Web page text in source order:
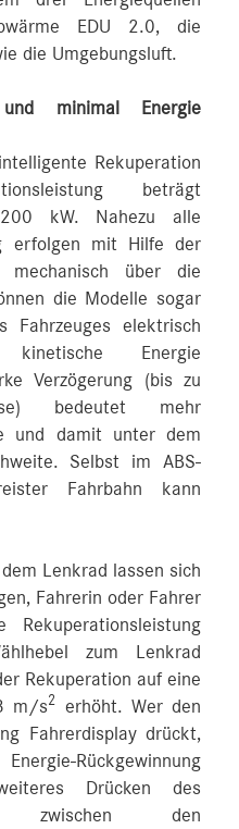
EDU 2.0, die
die Umgebungsluft.
minimal Energie
Rekuperation
beträgt
kW. Nahezu alle
erfolgen mit Hilfe der
mechanisch über die
die Modelle sogar
elektrisch
Energie
Verzögerung (bis zu
bedeutet mehr
und damit unter dem
Selbst im ABS-
Fahrbahn kann
Lenkrad lassen sich
Fahrerin oder Fahrer
zum Lenkrad
Rekuperation auf eine
m/s2
erhöht. Wer den
Fahrerdisplay drückt,
Rückgewinnung
Drücken des
zwischen den